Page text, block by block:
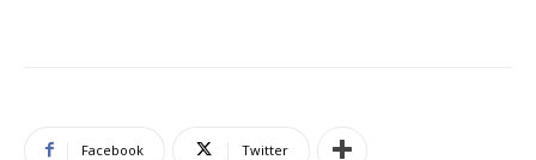
Facebook Twitter